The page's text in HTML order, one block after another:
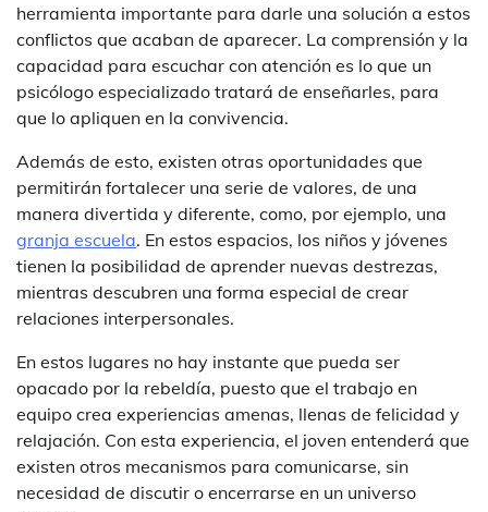
herramienta importante para darle una solución a estos
conflictos que acaban de aparecer. La comprensión y la
capacidad para escuchar con atención es lo que un
psicólogo especializado tratará de enseñarles, para
que lo apliquen en la convivencia.
Además de esto, existen otras oportunidades que
permitirán fortalecer una serie de valores, de una
manera divertida y diferente, como, por ejemplo, una
granja escuela. En estos espacios, los niños y jóvenes
tienen la posibilidad de aprender nuevas destrezas,
mientras descubren una forma especial de crear
relaciones interpersonales.
En estos lugares no hay instante que pueda ser
opacado por la rebeldía, puesto que el trabajo en
equipo crea experiencias amenas, llenas de felicidad y
relajación. Con esta experiencia, el joven entenderá que
existen otros mecanismos para comunicarse, sin
necesidad de discutir o encerrarse en un universo